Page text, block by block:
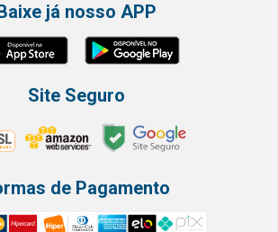
já nosso APP
Site Seguro
de Pagamento